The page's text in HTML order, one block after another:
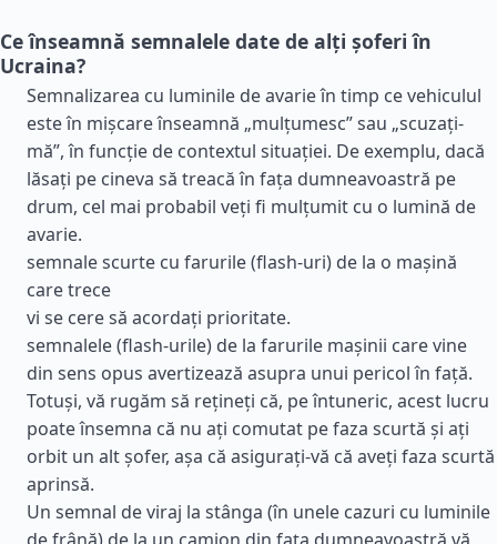
Ce înseamnă semnalele date de alți șoferi în
Ucraina?
Semnalizarea cu luminile de avarie în timp ce vehiculul
este în mișcare înseamnă „mulțumesc” sau „scuzați-
mă”, în funcție de contextul situației. De exemplu, dacă
lăsați pe cineva să treacă în fața dumneavoastră pe
drum, cel mai probabil veți fi mulțumit cu o lumină de
avarie.
semnale scurte cu farurile (flash-uri) de la o mașină
care trece
vi se cere să acordați prioritate.
semnalele (flash-urile) de la farurile mașinii care vine
din sens opus avertizează asupra unui pericol în față.
Totuși, vă rugăm să rețineți că, pe întuneric, acest lucru
poate însemna că nu ați comutat pe faza scurtă și ați
orbit un alt șofer, așa că asigurați-vă că aveți faza scurtă
aprinsă.
Un semnal de viraj la stânga (în unele cazuri cu luminile